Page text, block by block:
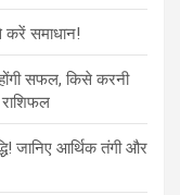
समाधान!
सफल, किसे करनी
राशिफल
जानिए आर्थिक तंगी और